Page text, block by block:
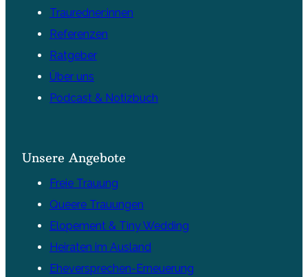
Trauredner:innen
Referenzen
Ratgeber
Über uns
Podcast & Notizbuch
Unsere Angebote
Freie Trauung
Queere Trauungen
Elopement & Tiny Wedding
Heiraten im Ausland
Eheversprechen-Erneuerung